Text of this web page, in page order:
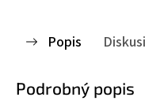
Popis
Podrobný popis